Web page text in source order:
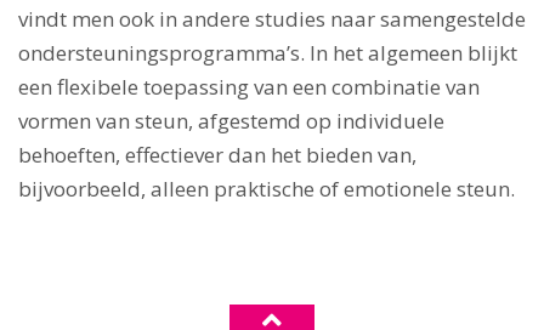
vindt men ook in andere studies naar samengestelde
ondersteuningsprogramma’s. In het algemeen blijkt
een flexibele toepassing van een combinatie van
vormen van steun, afgestemd op individuele
behoeften, effectiever dan het bieden van,
bijvoorbeeld, alleen praktische of emotionele steun.